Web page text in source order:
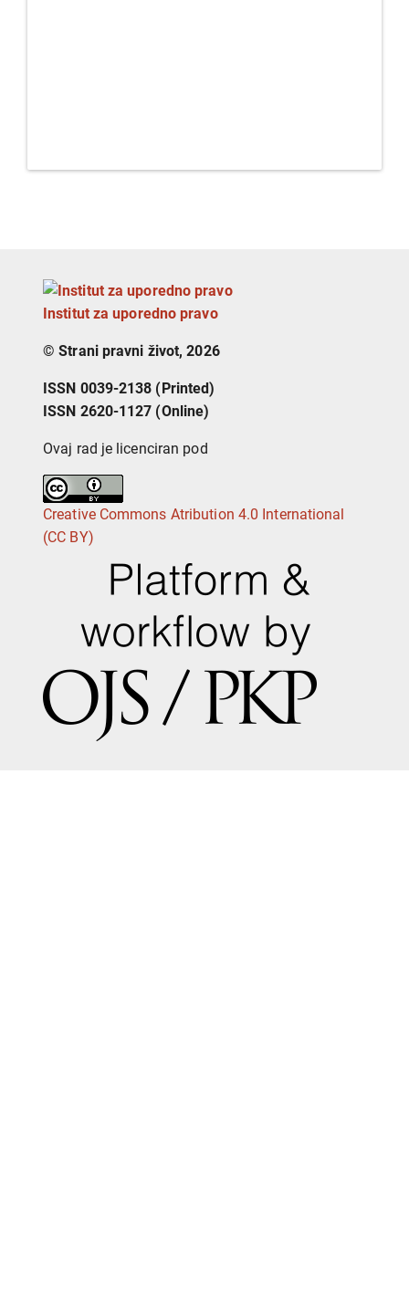
Institut za uporedno pravo
© Strani pravni život, 2026
ISSN 0039-2138 (Printed)
ISSN 2620-1127 (Online)
Ovaj rad je licenciran pod
Creative Commons Atribution 4.0 International
(CC BY)